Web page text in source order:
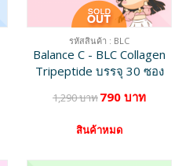
รหัสสินค้า : BLC
Balance C - BLC Collagen
Tripeptide บรรจุ 30 ซอง
1,290 บาท790 บาท
สินค้าหมด